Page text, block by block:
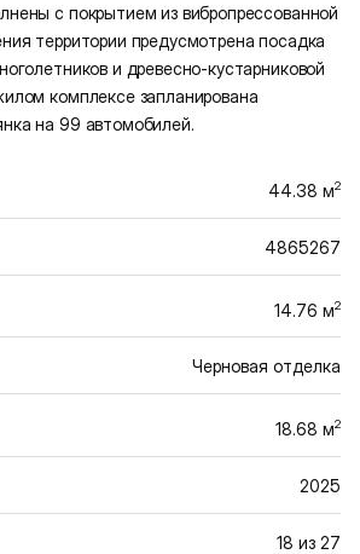
с покрытием из вибропрессованной
территории предусмотрена посадка
и древесно-кустарниковой
комплексе запланирована
на 99 автомобилей.
44.38 м2
4865267
14.76 м2
Черновая отделка
18.68 м2
2025
18 из 27